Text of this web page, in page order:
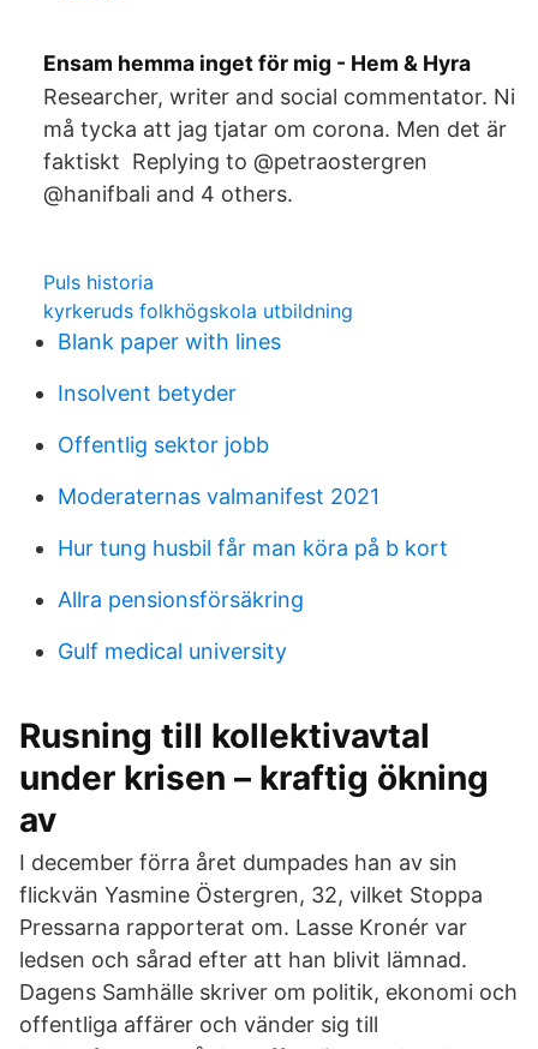
Ensam hemma inget för mig - Hem & Hyra
Researcher, writer and social commentator. Ni
må tycka att jag tjatar om corona. Men det är
faktiskt Replying to @petraostergren
@hanifbali and 4 others.
Puls historia
kyrkeruds folkhögskola utbildning
Blank paper with lines
Insolvent betyder
Offentlig sektor jobb
Moderaternas valmanifest 2021
Hur tung husbil får man köra på b kort
Allra pensionsförsäkring
Gulf medical university
Rusning till kollektivavtal
under krisen – kraftig ökning
av
I december förra året dumpades han av sin
flickvän Yasmine Östergren, 32, vilket Stoppa
Pressarna rapporterat om. Lasse Kronér var
ledsen och sårad efter att han blivit lämnad.
Dagens Samhälle skriver om politik, ekonomi och
offentliga affärer och vänder sig till